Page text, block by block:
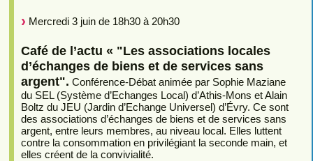
Mercredi 3 juin de 18h30 à 20h30
Café de l’actu « "Les associations locales
d’échanges de biens et de services sans
argent". Conférence-Débat animée par Sophie Maziane
du SEL (Système d’Echanges Local) d’Athis-Mons et Alain
Boltz du JEU (Jardin d’Echange Universel) d’Évry. Ce sont
des associations d’échanges de biens et de services sans
argent, entre leurs membres, au niveau local. Elles luttent
contre la consommation en privilégiant la seconde main, et
elles créent de la convivialité.